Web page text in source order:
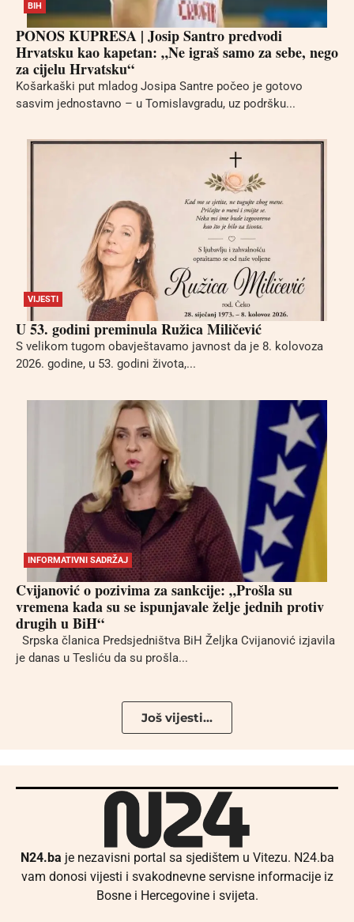
BIH
PONOS KUPRESA | Josip Santro predvodi
Hrvatsku kao kapetan: „Ne igraš samo za sebe, nego
za cijelu Hrvatsku“
Košarkaški put mladog Josipa Santre počeo je gotovo
sasvim jednostavno – u Tomislavgradu, uz podršku...
VIJESTI
U 53. godini preminula Ružica Miličević
S velikom tugom obavještavamo javnost da je 8. kolovoza
2026. godine, u 53. godini života,...
INFORMATIVNI SADRŽAJ
Cvijanović o pozivima za sankcije: „Prošla su
vremena kada su se ispunjavale želje jednih protiv
drugih u BiH“
Srpska članica Predsjedništva BiH Željka Cvijanović izjavila
je danas u Tesliću da su prošla...
Još vijesti...
N24.ba je nezavisni portal sa sjedištem u Vitezu. N24.ba
vam donosi vijesti i svakodnevne servisne informacije iz
Bosne i Hercegovine i svijeta.